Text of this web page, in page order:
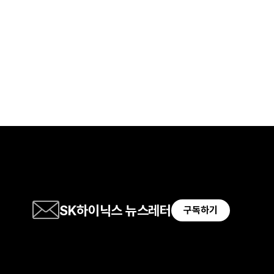
SK하이닉스 뉴스레터 구독하기